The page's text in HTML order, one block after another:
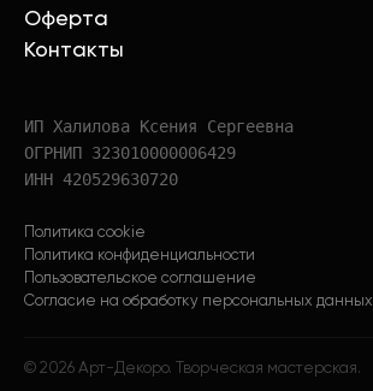
Оферта
Контакты
ИП Халилова Ксения Сергеевна
ОГРНИП 323010000006429
ИНН 420529630720
Политика cookie
Политика конфиденциальности
Пользовательское соглашение
Согласие на обработку персональных данных
© 2026 Арт-Декоро. Творческая мастерская.